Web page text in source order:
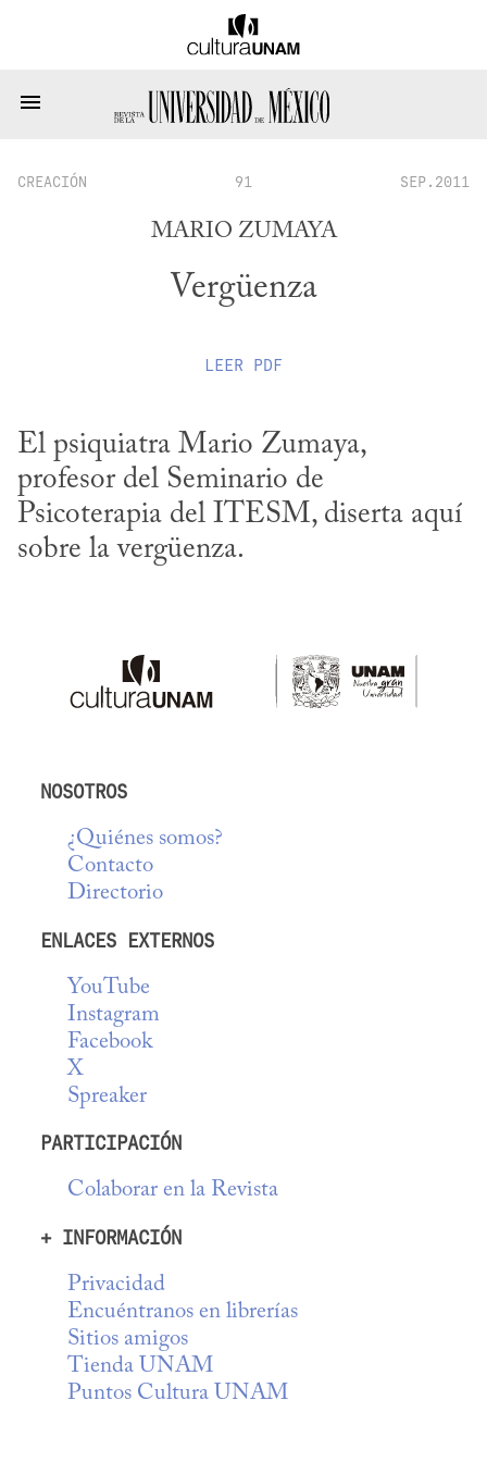
CREACIÓN 91 SEP.2011
MARIO ZUMAYA
Vergüenza
LEER PDF
El psiquiatra Mario Zumaya,
profesor del Seminario de
Psicoterapia del ITESM, diserta aquí
sobre la vergüenza.
NOSOTROS
¿Quiénes somos?
Contacto
Directorio
ENLACES EXTERNOS
YouTube
Instagram
Facebook
X
Spreaker
PARTICIPACIÓN
Colaborar en la Revista
+ INFORMACIÓN
Privacidad
Encuéntranos en librerías
Sitios amigos
Tienda UNAM
Puntos Cultura UNAM